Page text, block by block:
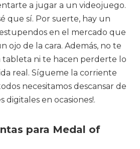
a jugar a un videojuego.
que sí. Por suerte, hay un
en el mercado que
ojo de la cara. Además, no te
tableta ni te hacen perderte lo
real. Sígueme la corriente
necesitamos descansar de
digitales en ocasiones!.
para Medal of